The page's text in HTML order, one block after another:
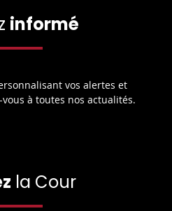
informé
vos alertes et
à toutes nos actualités.
la Cour